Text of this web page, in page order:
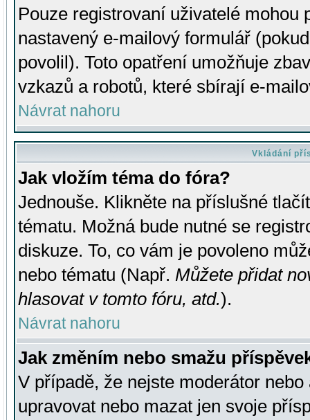
Pouze registrovaní uživatelé mohou
nastavený e-mailový formulář
povolil). Toto opatření umožňuje
vzkazů a robotů, které sbírají e-
Návrat nahoru
Vkládání
Jak vložím téma do fóra?
Jednouše. Klikněte na příslušné
tématu. Možná bude nutné se
diskuze. To, co vám je povoleno
nebo tématu (Např. Můžete přidat
hlasovat v tomto fóru, atd.).
Návrat nahoru
Jak změním nebo smažu
V případě, že nejste moderátor
upravovat nebo mazat jen svoje